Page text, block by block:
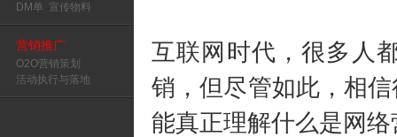
DM单 宣传物料
营销推广
O2O营销策划
活动执行与落地
互联网时代，很多人
销，但尽管如此，相
能真正理解什么是网